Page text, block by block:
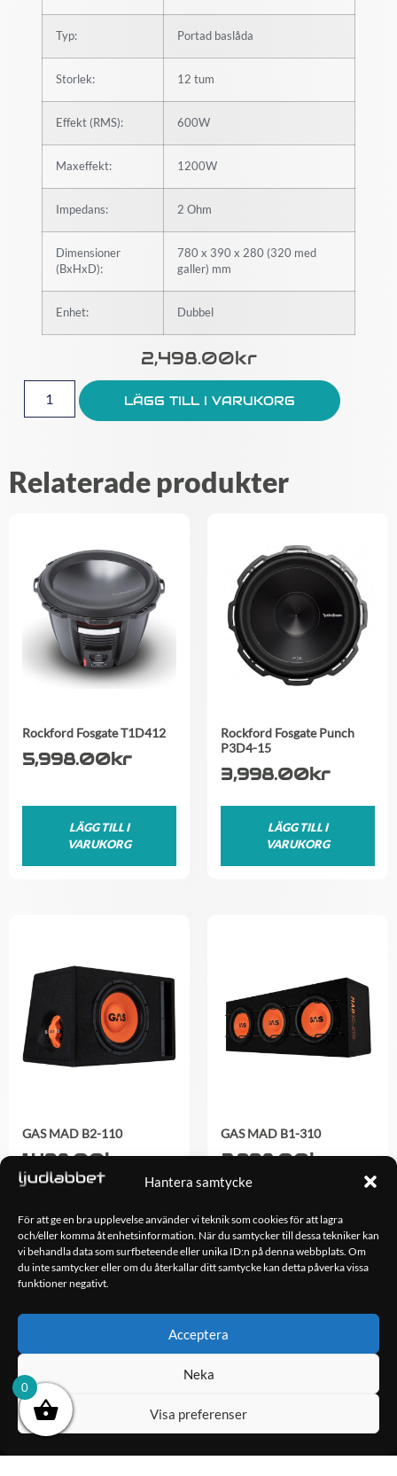
Hantera samtycke
För att ge en bra upplevelse använder vi teknik som cookies för att lagra
och/eller komma åt enhetsinformation. När du samtycker till dessa tekniker kan
vi behandla data som surfbeteende eller unika ID:n på denna webbplats. Om
du inte samtycker eller om du återkallar ditt samtycke kan detta påverka vissa
funktioner negativt.
Acceptera
Neka
Visa preferenser
Typ: Portad baslåda
Storlek: 12 tum
Effekt (RMS): 600W
Maxeffekt: 1200W
Impedans: 2 Ohm
Dimensioner
(BxHxD):
780 x 390 x 280 (320 med
galler) mm
Enhet: Dubbel
2,498.00Kr
LÄGG TILL I VARUKORG
Relaterade produkter
Rockford Fosgate T1D412
5,998.00kr
LÄGG TILL I
VARUKORG
Rockford Fosgate Punch
P3D4-15
3,998.00kr
LÄGG TILL I
VARUKORG
GAS MAD B2-110
1,498.00kr
LÄGG TILL I
VARUKORG
GAS MAD B1-310
2,998.00kr
LÄGG TILL I
VARUKORG
Ljudlabbet är en del av Kungshamns Bildepå – Ljudlabbet i
KONTAKT
Klippsjövägen 5
456 34 Kungshamn
info@ljudlabbet.nu
0